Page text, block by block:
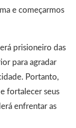
e começarmos
prisioneiro das
para agradar
Portanto,
fortalecer seus
enfrentar as